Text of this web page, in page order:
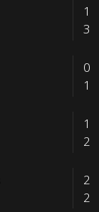
1
3
0
1
1
2
2
2